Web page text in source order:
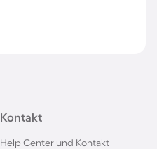
Kontakt
Help Center und Kontakt